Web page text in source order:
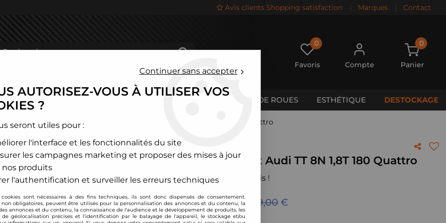
Avis clients Shopping satisfaction | Marques | Contact
0
Favoris Compte
0
Panier
CALES DE ROUES ESTHÉTIQUE DESTOCKAGE
>TT >TT mk1 (8N) >Ligne d'échappement inox Audi TT 8N 1,8T 180 Quattro
DIRENZA GRAVITY PARTS
Ligne d'échappement inox Audi TT 8N 1,8T 180 Quattro
Soyez le premier à donner votre avis !
590,00 €TTC au lieu de 889,00 €
Continuer sans accepter
AUTORISEZ-VOUS À UTILISER VOS
?
seront utiles pour :
l'interface et les fonctionnalités du site
les campagnes marketing et proposer des mises à jour
nos produits
l'authentification et surveiller les erreurs techniques
cookies sont nécessaires à des fins techniques, ils sont donc dispensés de consentement.
non obligatoires, peuvent être utilisés pour la personnalisation des annonces et du contenu, la
annonces et du contenu, la connaissance de l'audience et le développement de produits, les
de géolocalisation précises et l'identification par le balayage de l'appareil, le stockage et/ou